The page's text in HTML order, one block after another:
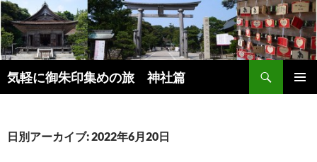
コ
ン
テ
ン
ツ
へ
ッ
気軽に御朱印集めの旅 神社篇
索
日別アーカイブ: 2022年6月20日